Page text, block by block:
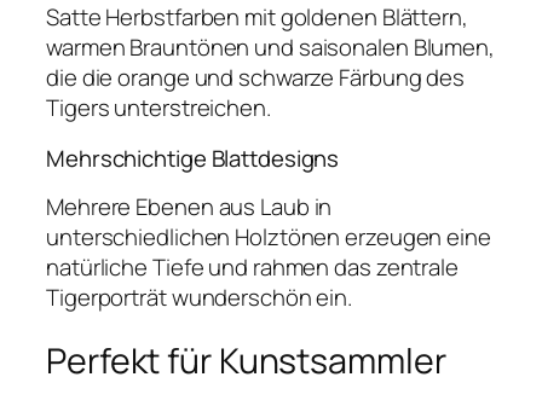
Satte Herbstfarben mit goldenen Blättern,
warmen Brauntönen und saisonalen Blumen,
die die orange und schwarze Färbung des
Tigers unterstreichen.
Mehrschichtige Blattdesigns
Mehrere Ebenen aus Laub in
unterschiedlichen Holztönen erzeugen eine
natürliche Tiefe und rahmen das zentrale
Tigerporträt wunderschön ein.
Perfekt für Kunstsammler